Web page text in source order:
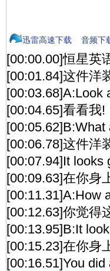
迅雷高速下载 音频下
[00:00.00]恒星英
[00:01.84]这件洋
[00:03.68]A:Look
[00:04.65]看看我!
[00:05.62]B:What
[00:06.78]这件洋
[00:07.94]It looks
[00:09.63]在你身
[00:11.31]A:How
[00:12.63]你觉得
[00:13.95]B:It
[00:15.23]在你身
[00:16.51]You did